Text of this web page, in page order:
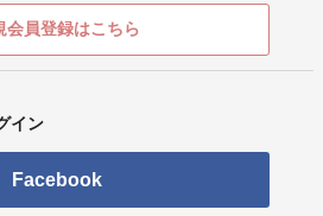
会員登録はこちら
イン
Facebook